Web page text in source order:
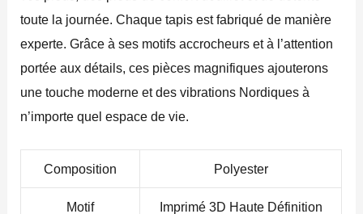
toute la journée. Chaque tapis est fabriqué de manière
experte. Grâce à ses motifs accrocheurs et à l’attention
portée aux détails, ces pièces magnifiques ajouterons
une touche moderne et des vibrations Nordiques à
n’importe quel espace de vie.
Composition Polyester
Motif Imprimé 3D Haute Définition